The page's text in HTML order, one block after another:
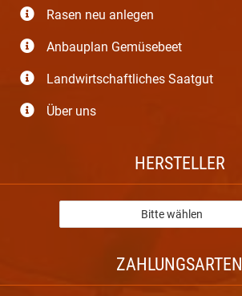
Rasen neu anlegen
Anbauplan Gemüsebeet
Landwirtschaftliches Saatgut
Über uns
HERSTELLER
Bitte wählen
ZAHLUNGSARTEN